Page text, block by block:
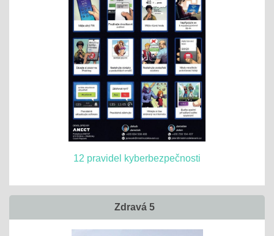
12 pravidel kyberbezpečnosti
Zdravá 5